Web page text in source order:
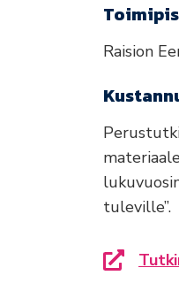
Raision
tuleville”.
Siirryt